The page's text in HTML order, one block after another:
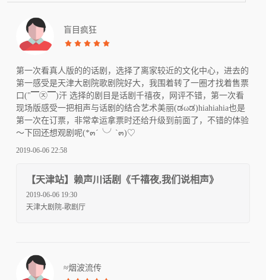
盲目疯狂
第一次看真人版的的话剧，选择了离家较近的文化中心，进去的
第一感受是天津大剧院歌剧院好大，我围着转了一圈才找着售票
口("▔㉨▔)汗 选择的剧目是话剧千禧夜，网评不错，第一次看
现场版感受一把相声与话剧的结合艺术美丽(ಡωಡ)hiahiahia也是
第一次在订票，非常幸运拿票时还给升级到前面了，不错的体验
～下回还想观剧呢(*๓´╰╯`๓)♡
2019-06-06 22:58
【天津站】赖声川话剧《千禧夜,我们说相声》
2019-06-06 19:30
天津大剧院-歌剧厅
≈烟波流传